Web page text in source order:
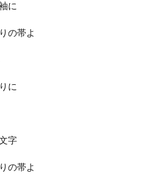
に
帯よ
に
字
帯よ